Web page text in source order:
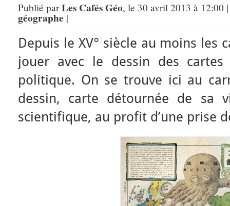
Publié parLes Cafés Géo, le 30 avril 2013 à 12:00
géographe |
Depuis le XV° siècle au moins les
jouer avec le dessin des
politique. On se trouve ici au
dessin, carte détournée de sa
scientifique, au profit d’une prise